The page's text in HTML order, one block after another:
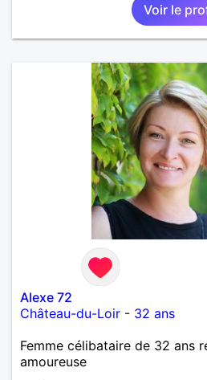
Voir le
Alexe 72
Château-du-Loir - 32 ans
Femme célibataire de 32 ans
amoureuse